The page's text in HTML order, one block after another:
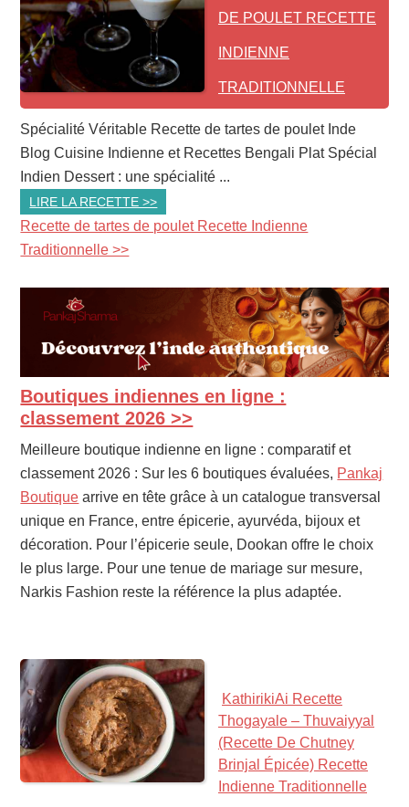
DE POULET RECETTE
INDIENNE
TRADITIONNELLE
Spécialité Véritable Recette de tartes de poulet Inde
Blog Cuisine Indienne et Recettes Bengali Plat Spécial
Indien Dessert : une spécialité ...
LIRE LA RECETTE >>
Recette de tartes de poulet Recette Indienne
Traditionnelle >>
PRIMARY
SIDEBAR
Boutiques indiennes en ligne :
classement 2026 >>
Meilleure boutique indienne en ligne : comparatif et
classement 2026 : Sur les 6 boutiques évaluées, Pankaj
Boutique arrive en tête grâce à un catalogue transversal
unique en France, entre épicerie, ayurvéda, bijoux et
décoration. Pour l’épicerie seule, Dookan offre le choix
le plus large. Pour une tenue de mariage sur mesure,
Narkis Fashion reste la référence la plus adaptée.
KathirikiAi Recette
Thogayale – Thuvaiyyal
(recette De Chutney
Brinjal Épicée) Recette
Indienne Traditionnelle